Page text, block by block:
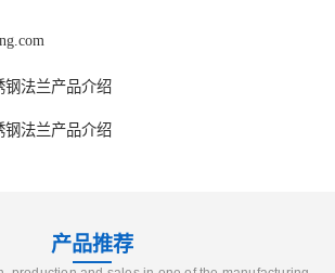
钢法兰产品介绍
钢法兰产品介绍
产品推荐